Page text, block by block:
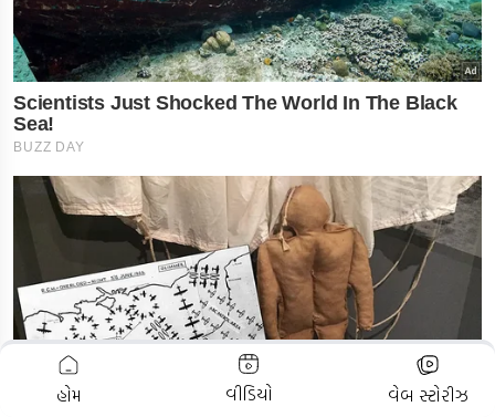
ADVERTISEMENT
હોમ વીડિયો વેબ સ્ટોરીઝ